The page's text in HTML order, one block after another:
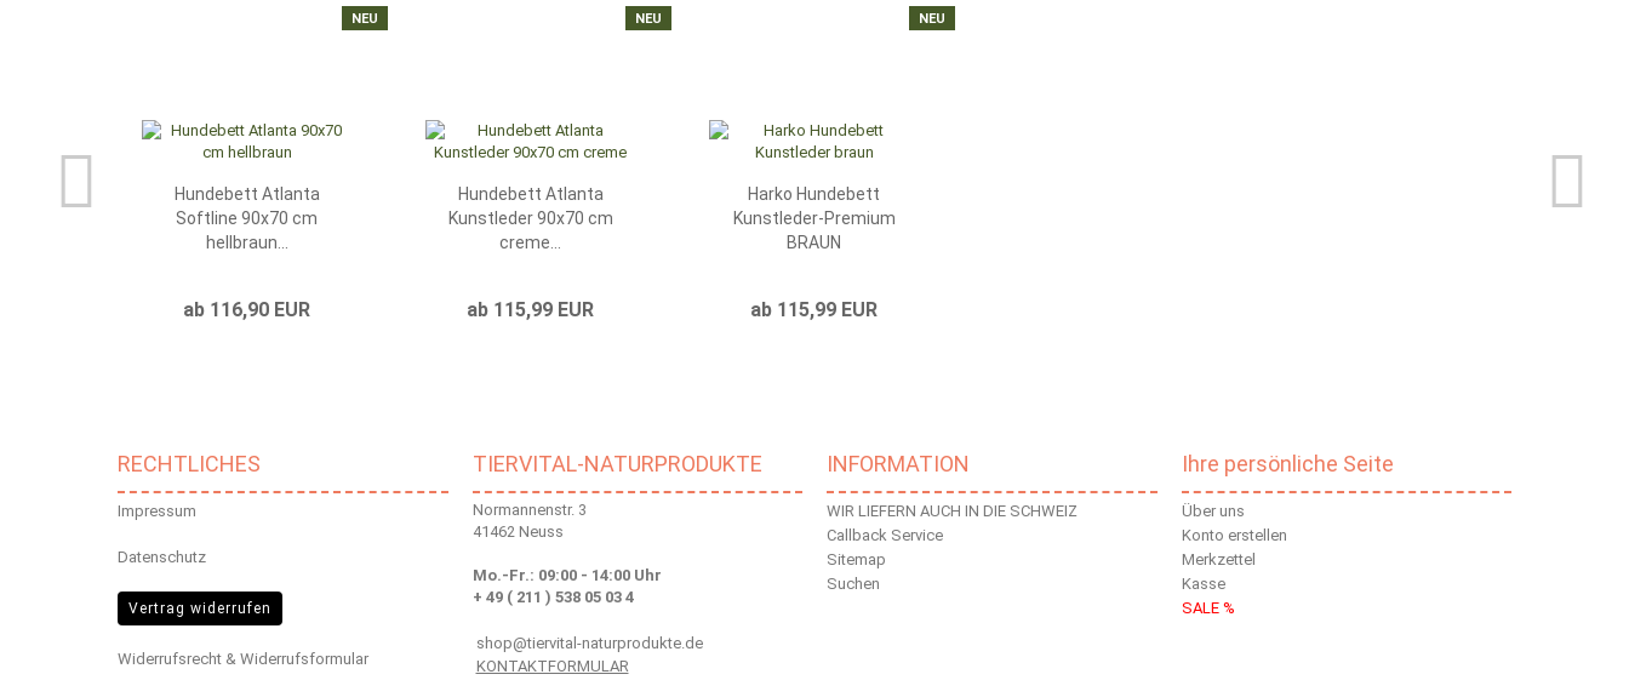
NEU
Hundebett Atlanta
Softline 90x70 cm
hellbraun...
ab 116,90 EUR
NEU
Hundebett Atlanta
Kunstleder 90x70 cm
creme...
ab 115,99 EUR
NEU
Harko Hundebett
Kunstleder-Premium
BRAUN
ab 115,99 EUR
RECHTLICHES
Impressum
Datenschutz
Vertrag widerrufen
Widerrufsrecht & Widerrufsformular
TIERVITAL-NATURPRODUKTE
Normannenstr. 3
41462 Neuss
Mo.-Fr.: 09:00 - 14:00 Uhr
+ 49 ( 211 ) 538 05 03 4
shop@tiervital-naturprodukte.de
KONTAKTFORMULAR
INFORMATION
WIR LIEFERN AUCH IN DIE SCHWEIZ
Callback Service
Sitemap
Suchen
Ihre persönliche Seite
Über uns
Konto erstellen
Merkzettel
Kasse
SALE %